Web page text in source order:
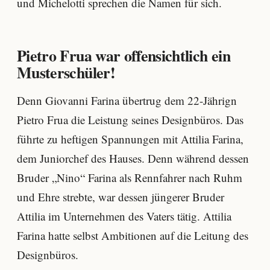
Pietro Frua war offensichtlich ein
Musterschüler!
Denn Giovanni Farina übertrug dem 22-Jährign
Pietro Frua die Leistung seines Designbüros. Das
führte zu heftigen Spannungen mit Attilia Farina,
dem Juniorchef des Hauses. Denn während dessen
Bruder „Nino“ Farina als Rennfahrer nach Ruhm
und Ehre strebte, war dessen jüngerer Bruder
Attilia im Unternehmen des Vaters tätig. Attilia
Farina hatte selbst Ambitionen auf die Leitung des
Designbüros.